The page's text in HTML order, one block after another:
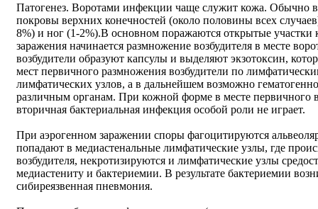
Патогенез. Воротами инфекции чаще служит кожа. Обычно
покровы верхних конечностей (около половины всех
8%) и ног (1-2%).В основном поражаются открытые участки
заражения начинается размножение возбудителя в месте
возбудители образуют капсулы и выделяют экзотоксин,
мест первичного размножения возбудители по
лимфатических узлов, а в дальнейшем возможно
различным органам. При кожной форме в месте первичного
вторичная бактериальная инфекция особой роли не играет.
При аэрогенном заражении споры фагоцитируются
попадают в медиастенальные лимфатические узлы, где
возбудителя, некротизируются и лимфатические узлы
медиастениту и бактериемии. В результате бактериемии
сибиреязвенная пневмония.